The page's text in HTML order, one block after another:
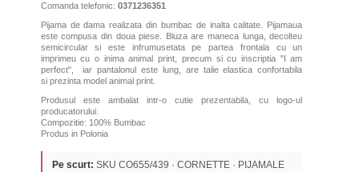
Comanda telefonic: 0371236351
Pijama de dama realizata din bumbac de inalta calitate. Pijamaua
este compusa din doua piese. Bluza are maneca lunga, decolteu
semicircular si este infrumusetata pe partea frontala cu un
imprimeu cu o inima animal print, precum si cu inscriptia "I am
perfect", iar pantalonul este lung, are talie elastica confortabila
si prezinta model animal print.
Produsul este ambalat intr-o cutie prezentabila, cu logo-ul
producatorului.
Compozitie: 100% Bumbac
Produs in Polonia
Pe scurt: SKU CO655/439 · CORNETTE · PIJAMALE